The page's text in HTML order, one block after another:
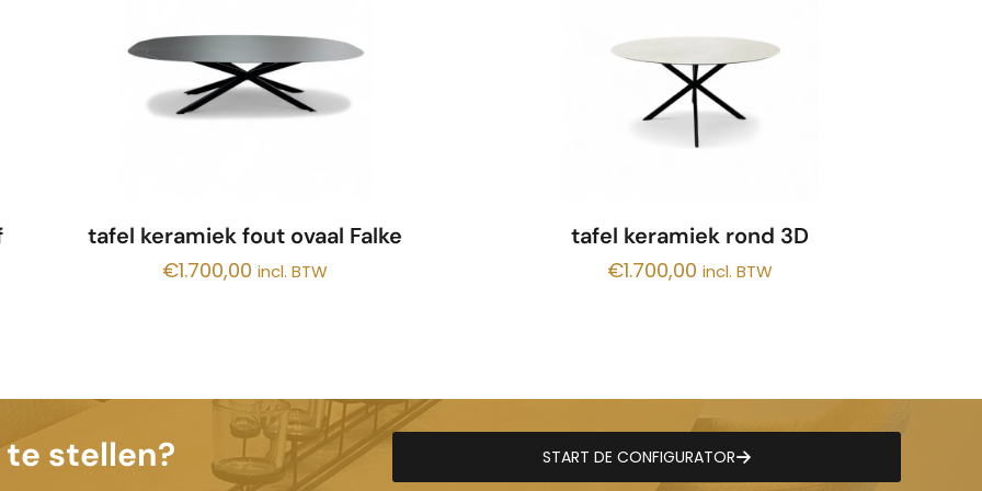
tafel keramiek fout ovaal Falke
€1.700,00 incl. BTW
tafel keramiek rond 3D
€1.700,00 incl. BTW
stellen? START DE CONFIGURATOR